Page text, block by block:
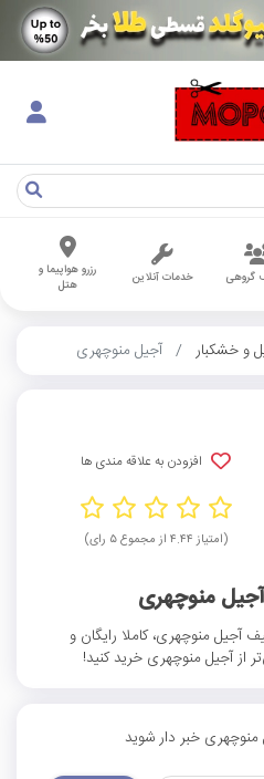
گروهی خدمات آنلاین
رزرو هواپیما و
هتل
و خشکبار آجیل منوچهری
افزودن به علاقه مندی ها
(امتیاز ۴.۴۴ از مجموع ۵ رای)
منوچهری
آجیل منوچهری، کاملا رایگان و
از آجیل منوچهری خرید کنید!
خبر دار شوید